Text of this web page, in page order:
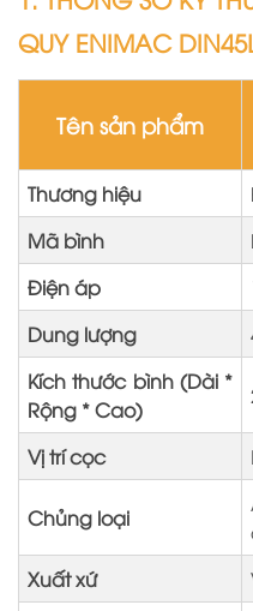
QUY ENIMAC
Tên sản phẩm
Thương hiệu
Mã bình
Điện áp
Dung lượng
Kích thước bình (Dài *
Rộng * Cao)
Vị trí cọc
Chủng loại
Xuất xứ